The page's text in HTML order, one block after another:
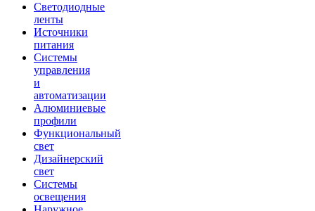
Светодиодные
ленты
Источники
питания
Системы
управления
и
автоматизации
Алюминиевые
профили
Функциональный
свет
Дизайнерский
свет
Системы
освещения